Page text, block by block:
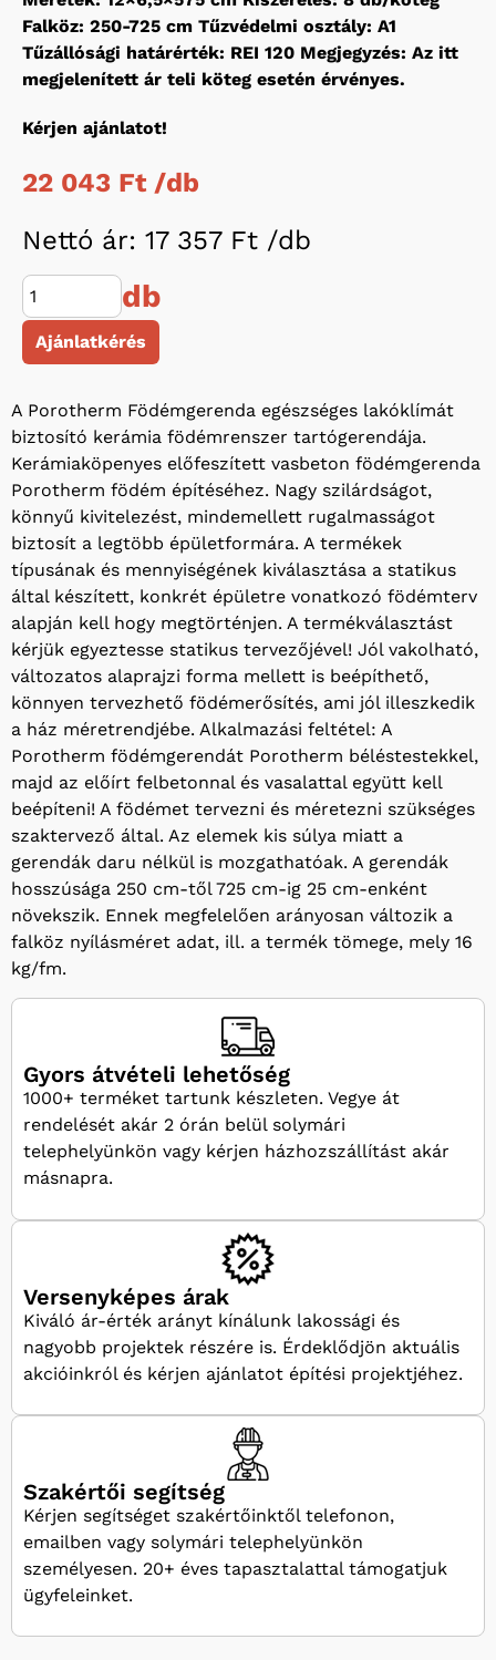
Falköz: 250-725 cm Tűzvédelmi osztály: A1
Tűzállósági határérték: REI 120 Megjegyzés: Az itt
megjelenített ár teli köteg esetén érvényes.
Kérjen ajánlatot!
22 043 Ft /db
Nettó ár: 17 357 Ft /db
db
Ajánlatkérés
A Porotherm Födémgerenda egészséges lakóklímát
biztosító kerámia födémrenszer tartógerendája.
Kerámiaköpenyes előfeszített vasbeton födémgerenda
Porotherm födém építéséhez. Nagy szilárdságot,
könnyű kivitelezést, mindemellett rugalmasságot
biztosít a legtöbb épületformára. A termékek
típusának és mennyiségének kiválasztása a statikus
által készített, konkrét épületre vonatkozó födémterv
alapján kell hogy megtörténjen. A termékválasztást
kérjük egyeztesse statikus tervezőjével! Jól vakolható,
változatos alaprajzi forma mellett is beépíthető,
könnyen tervezhető födémerősítés, ami jól illeszkedik
a ház méretrendjébe. Alkalmazási feltétel: A
Porotherm födémgerendát Porotherm béléstestekkel,
majd az előírt felbetonnal és vasalattal együtt kell
beépíteni! A födémet tervezni és méretezni szükséges
szaktervező által. Az elemek kis súlya miatt a
gerendák daru nélkül is mozgathatóak. A gerendák
hosszúsága 250 cm-től 725 cm-ig 25 cm-enként
növekszik. Ennek megfelelően arányosan változik a
falköz nyílásméret adat, ill. a termék tömege, mely 16
kg/fm.
Gyors átvételi lehetőség
1000+ terméket tartunk készleten. Vegye át
rendelését akár 2 órán belül solymári
telephelyünkön vagy kérjen házhozszállítást akár
másnapra.
Versenyképes árak
Kiváló ár-érték arányt kínálunk lakossági és
nagyobb projektek részére is. Érdeklődjön aktuális
akcióinkról és kérjen ajánlatot építési projektjéhez.
Szakértői segítség
Kérjen segítséget szakértőinktől telefonon,
emailben vagy solymári telephelyünkön
személyesen. 20+ éves tapasztalattal támogatjuk
ügyfeleinket.